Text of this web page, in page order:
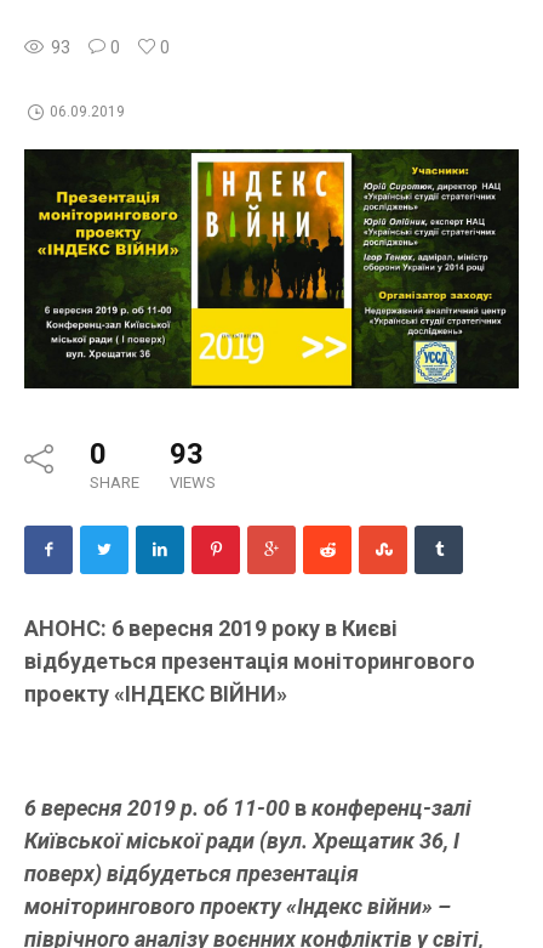
93 0 0
06.09.2019
0
SHARE
93
VIEWS
АНОНС: 6 вересня 2019 року в Києві
відбудеться презентація моніторингового
проекту «ІНДЕКС ВІЙНИ»
6 вересня 2019 р. об 11-00 вконференц-залі
Київської міської ради (вул. Хрещатик 36, І
поверх) відбудеться презентація
моніторингового проекту «Індекс війни» –
піврічного аналізу воєнних конфліктів у світі,